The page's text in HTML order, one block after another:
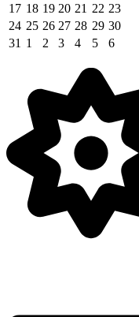
17 18 19 20 21 22 23
24 25 26 27 28 29 30
31 1 2 3 4 5 6